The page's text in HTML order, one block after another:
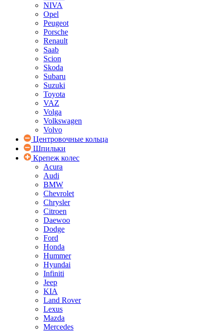
NIVA
Opel
Peugeot
Porsche
Renault
Saab
Scion
Skoda
Subaru
Suzuki
Toyota
VAZ
Volga
Volkswagen
Volvo
Центровочные кольца
Шпильки
Крепеж колес
Acura
Audi
BMW
Chevrolet
Chrysler
Citroen
Daewoo
Dodge
Ford
Honda
Hummer
Hyundai
Infiniti
Jeep
KIA
Land Rover
Lexus
Mazda
Mercedes